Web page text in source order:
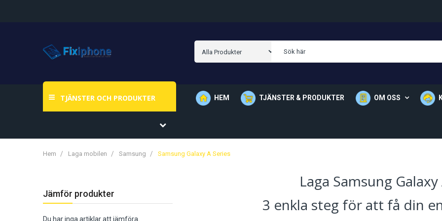
TJÄNSTER OCH PRODUKTER HEM TJÄNSTER & PRODUKTER OM OSS
Hem Laga mobilen Samsung Samsung Galaxy A Series
Jämför produkter
Du har inga artiklar att jämföra.
Laga Samsung
3 enkla steg för att få din